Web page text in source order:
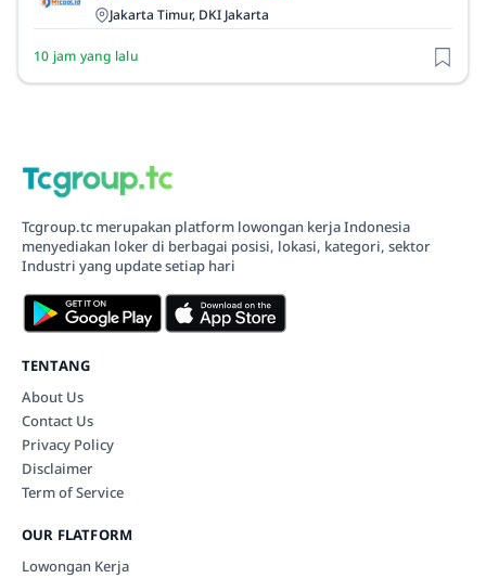
Jakarta Timur, DKI Jakarta
10 jam yang lalu
Tcgroup.tc merupakan platform lowongan kerja Indonesia
menyediakan loker di berbagai posisi, lokasi, kategori, sektor
Industri yang update setiap hari
TENTANG
About Us
Contact Us
Privacy Policy
Disclaimer
Term of Service
OUR FLATFORM
Lowongan Kerja